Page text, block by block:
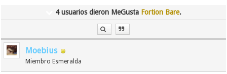
4 usuarios dieron MeGusta Fortion Bare.
Moebius
Miembro Esmeralda